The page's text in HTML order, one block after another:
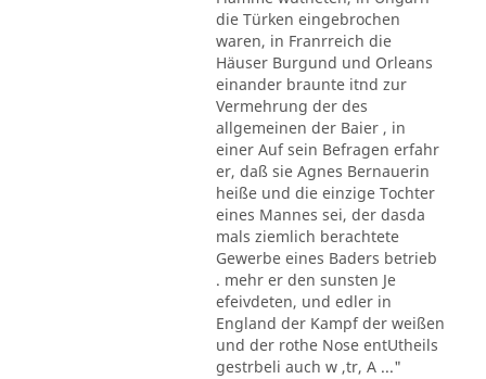
die Türken eingebrochen
waren, in Franrreich die
Häuser Burgund und Orleans
einander braunte itnd zur
Vermehrung der des
allgemeinen der Baier , in
einer Auf sein Befragen erfahr
er, daß sie Agnes Bernauerin
heiße und die einzige Tochter
eines Mannes sei, der dasda
mals ziemlich berachtete
Gewerbe eines Baders betrieb
. mehr er den sunsten Je
efeivdeten, und edler in
England der Kampf der weißen
und der rothe Nose entUtheils
gestrbeli auch w ,tr, A ..."